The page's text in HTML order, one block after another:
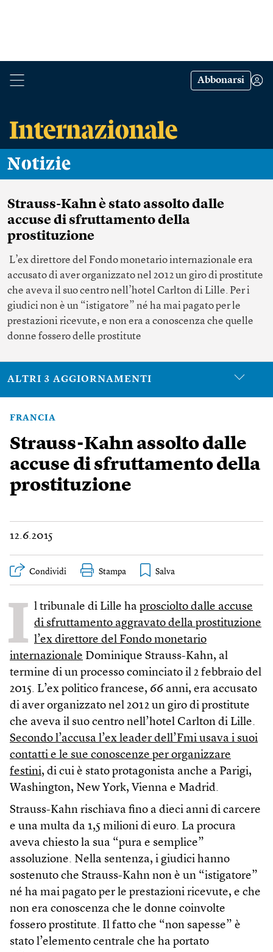
Abbonarsi
Notizie
Strauss-Kahn è stato assolto dalle
accuse di sfruttamento della
prostituzione
L’ex direttore del Fondo monetario internazionale era
accusato di aver organizzato nel 2012 un giro di prostitute
che aveva il suo centro nell’hotel Carlton di Lille. Per i
giudici non è un “istigatore” né ha mai pagato per le
prestazioni ricevute, e non era a conoscenza che quelle
donne fossero delle prostitute
ALTRI 3 AGGIORNAMENTI
FRANCIA
Strauss-Kahn assolto dalle
accuse di sfruttamento della
prostituzione
12.6.2015
Condividi Stampa
I l tribunale di Lille ha prosciolto dalle accuse
di sfruttamento aggravato della prostituzione
l’ex direttore del Fondo monetario
internazionale Dominique Strauss-Kahn, al
termine di un processo cominciato il 2 febbraio del
2015. L’ex politico francese, 66 anni, era accusato
di aver organizzato nel 2012 un giro di prostitute
che aveva il suo centro nell’hotel Carlton di Lille.
Secondo l’accusa l’ex leader dell’Fmi usava i suoi
contatti e le sue conoscenze per organizzare
festini, di cui è stato protagonista anche a Parigi,
Washington, New York, Vienna e Madrid.
Strauss-Kahn rischiava fino a dieci anni di carcere
e una multa da 1,5 milioni di euro. La procura
aveva chiesto la sua “pura e semplice”
assoluzione. Nella sentenza, i giudici hanno
sostenuto che Strauss-Kahn non è un “istigatore”
né ha mai pagato per le prestazioni ricevute, e che
non era conoscenza che le donne coinvolte
fossero prostitute. Il fatto che “non sapesse” è
stato l’elemento centrale che ha portato